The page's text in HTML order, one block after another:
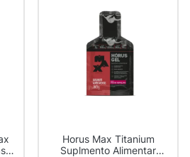
Horus Max Titanium
Suplmento Alimentar